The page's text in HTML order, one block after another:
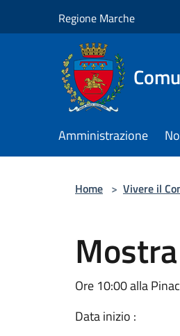
Regione Marche
Amministrazione
Home > Vivere il
Ore 10:00 alla
Data inizio :